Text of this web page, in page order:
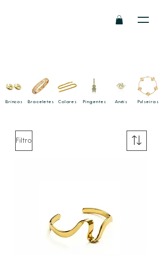
Pulseiras
Anéis
Pingentes
Colares
Braceletes
Brincos
Filtro